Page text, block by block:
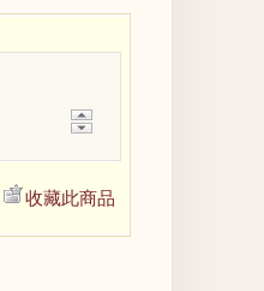
+
−
收藏此商品